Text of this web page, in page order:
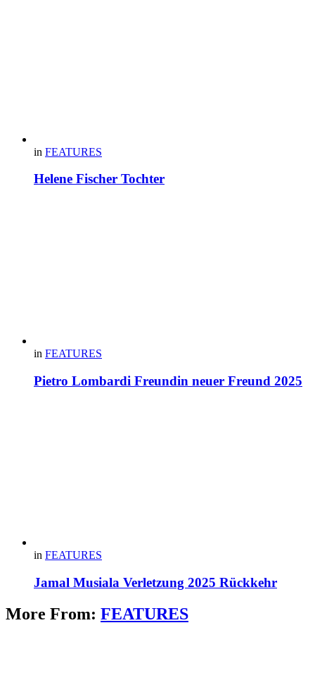
in FEATURES
Helene Fischer Tochter
in FEATURES
Pietro Lombardi Freundin neuer Freund 2025
in FEATURES
Jamal Musiala Verletzung 2025 Rückkehr
More From: FEATURES